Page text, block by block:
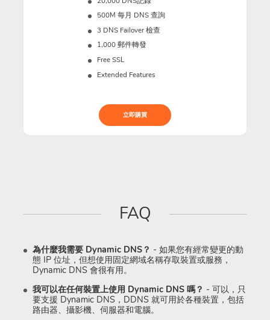
500M 每月 DNS 查詢
3 DNS Failover 檢查
1,000 郵件轉發
Free SSL
Extended Features
立即購買
FAQ
為什麼我需要 Dynamic DNS？ - 如果您有經常變更的動
態 IP 位址，但想使用固定網域名稱存取裝置或服務，
Dynamic DNS 會很有用。
我可以在任何裝置上使用 Dynamic DNS 嗎？ - 可以，只
要支援 Dynamic DNS，DDNS 就可用於各種裝置，包括
路由器、攝影機、伺服器和電腦。